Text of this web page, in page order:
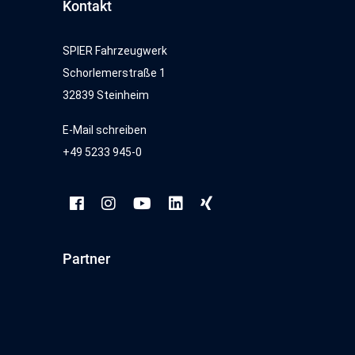
Kontakt
SPIER Fahrzeugwerk
Schorlemerstraße 1
32839 Steinheim
E-Mail schreiben
+49 5233 945-0
Partner